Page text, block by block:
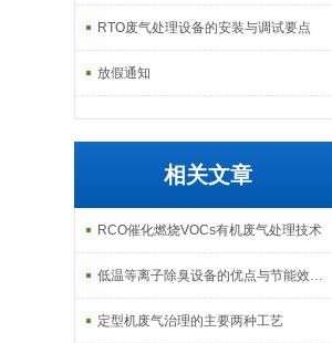
RTO废气处理设备的安装与调试要点
放假通知
相关文章
RCO催化燃烧VOCs有机废气处理技术
低温等离子除臭设备的优点与节能效果分析
定型机废气治理的主要两种工艺